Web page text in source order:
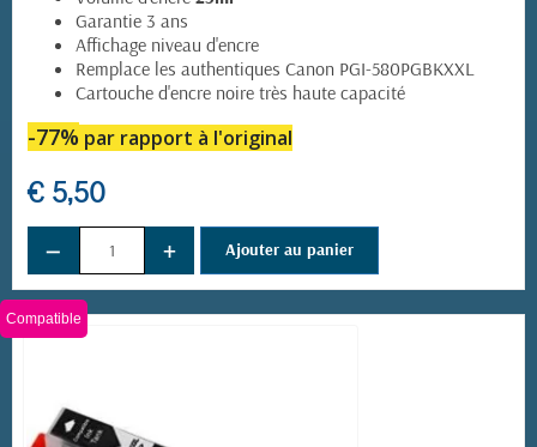
(11 avis)
Garantie 3 ans
Affichage niveau d'encre
Remplace les authentiques Canon PGI-580PGBKXXL
Cartouche d'encre noire très haute capacité
-77% par rapport à l'original
€ 5,50
− + Ajouter au panier
Compatible